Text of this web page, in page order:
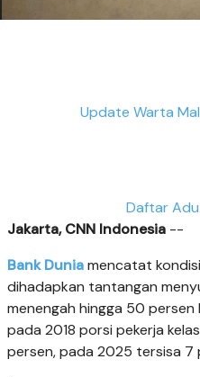
Update Warta
Daftar
Jakarta, CNN Indonesia --
Bank Duniamencatat
dihadapkan tantangan
menengah hingga 50
pada 2018 porsi pekerja
persen, pada 2025 tersisa 7